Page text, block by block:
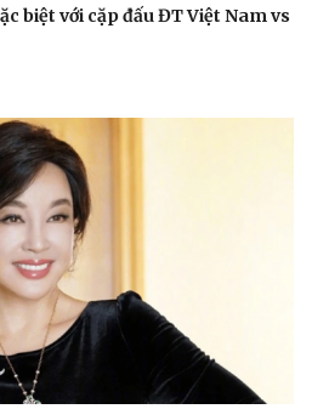
biệt với cặp đấu ĐT Việt Nam vs